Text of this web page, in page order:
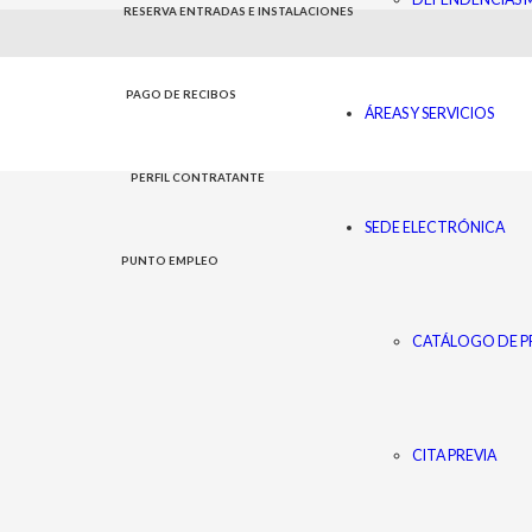
RESERVA ENTRADAS E INSTALACIONES
PAGO DE RECIBOS
PERFIL CONTRATANTE
PUNTO EMPLEO
ÁREAS Y SERVICIOS
SEDE ELECTRÓNICA
CATÁLOGO DE
CITA PREVIA